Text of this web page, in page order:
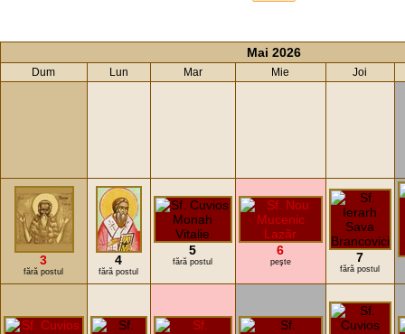
Mai 2026
Dum Lun Mar Mie Joi
3
fără postul
4
fără postul
5
fără postul
6
peşte 7
fără postul